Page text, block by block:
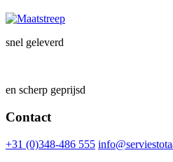
snel geleverd
en scherp geprijsd
Contact
+31 (0)348-486 555